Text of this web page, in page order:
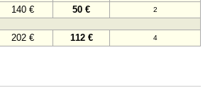
140 € 50 € 2
202 € 112 € 4